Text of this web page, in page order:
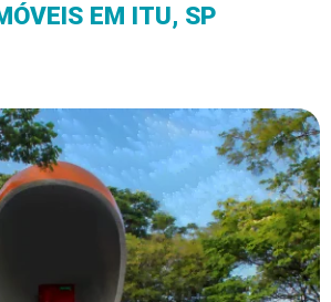
EM ITU, SP